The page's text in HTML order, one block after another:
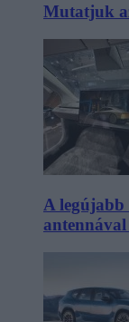
Mutatjuk
A legújabb